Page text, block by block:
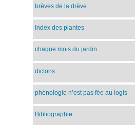
brèves de la drève
Index des plantes
chaque mois du jardin
dictons
phénologie n’est pas fée au logis
Bibliographie